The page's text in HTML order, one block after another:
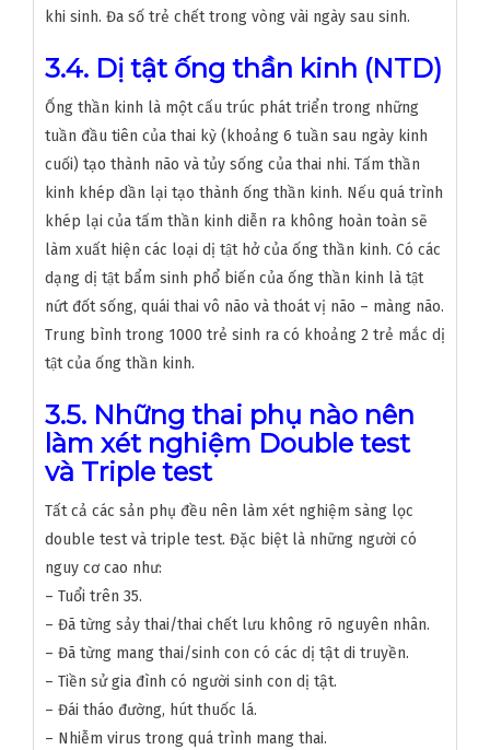
khi sinh. Đa số trẻ chết trong vòng vài ngày sau sinh.
3.4. Dị tật ống thần kinh (NTD)
Ống thần kinh là một cấu trúc phát triển trong những
tuần đầu tiên của thai kỳ (khoảng 6 tuần sau ngày kinh
cuối) tạo thành não và tủy sống của thai nhi. Tấm thần
kinh khép dần lại tạo thành ống thần kinh. Nếu quá trình
khép lại của tấm thần kinh diễn ra không hoàn toàn sẽ
làm xuất hiện các loại dị tật hở của ống thần kinh. Có các
dạng dị tật bẩm sinh phổ biến của ống thần kinh là tật
nứt đốt sống, quái thai vô não và thoát vị não – màng não.
Trung bình trong 1000 trẻ sinh ra có khoảng 2 trẻ mắc dị
tật của ống thần kinh.
3.5. Những thai phụ nào nên
làm xét nghiệm Double test
và Triple test
Tất cả các sản phụ đều nên làm xét nghiệm sàng lọc
double test và triple test. Đặc biệt là những người có
nguy cơ cao như:
– Tuổi trên 35.
– Đã từng sảy thai/thai chết lưu không rõ nguyên nhân.
– Đã từng mang thai/sinh con có các dị tật di truyền.
– Tiền sử gia đình có người sinh con dị tật.
– Đái tháo đường, hút thuốc lá.
– Nhiễm virus trong quá trình mang thai.